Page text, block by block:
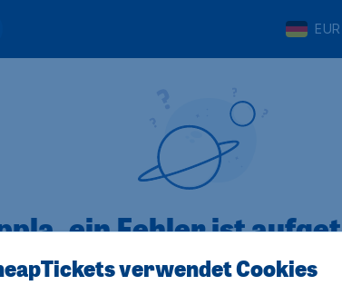
EUR
ein Fehler ist
verwendet Cookies